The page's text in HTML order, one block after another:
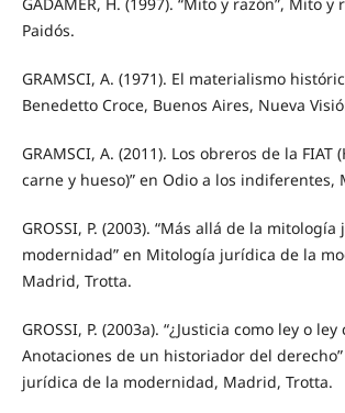
Paidós.
GRAMSCI, A. (1971). El materialismo
Benedetto Croce, Buenos Aires, Nueva
GRAMSCI, A. (2011). Los obreros de la FIAT
carne y hueso)” en Odio a los indiferentes,
GROSSI, P. (2003). “Más allá de la
modernidad” en Mitología jurídica de la
Madrid, Trotta.
GROSSI, P. (2003a). “¿Justicia como ley o
Anotaciones de un historiador del
jurídica de la modernidad, Madrid, Trotta.